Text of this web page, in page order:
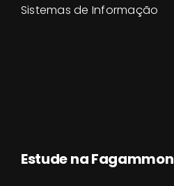
Sistemas de Informação
Estude na Fagammon